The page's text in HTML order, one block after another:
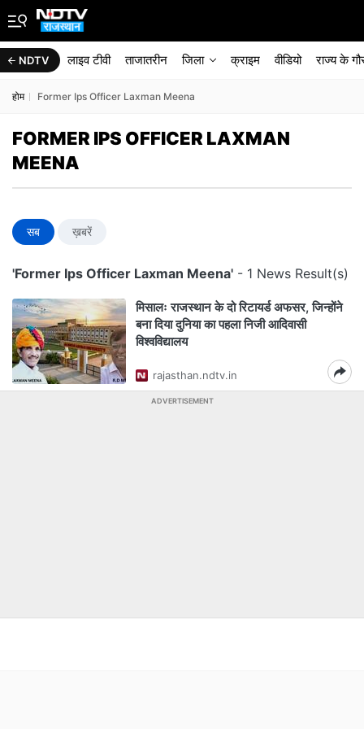
NDTV लाइव टीवी ताजातरीन जिला क्राइम वीडियो राज्‍य के
होम Former Ips Officer Laxman Meena
FORMER IPS OFFICER LAXMAN
MEENA
सब ख़बरें
'Former Ips Officer Laxman Meena' - 1 News Result(s)
मिसालः राजस्थान के दो रिटायर्ड अफसर, जिन्होंने
बना दिया दुनिया का पहला निजी आदिवासी
विश्वविद्यालय
rajasthan.ndtv.in
ADVERTISEMENT